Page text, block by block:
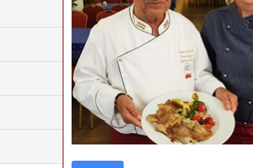
Írta: Horváth Zoltán
Írta: Horváth Zoltán
Írta: Horváth Zoltán
Írta: Horváth Zoltán
Írta: Horváth Zoltán